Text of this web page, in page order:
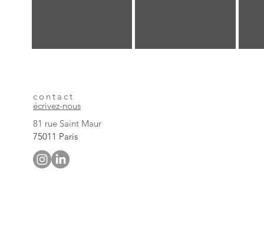
contact
écrivez-nous
81 rue Saint Maur
75011 Paris